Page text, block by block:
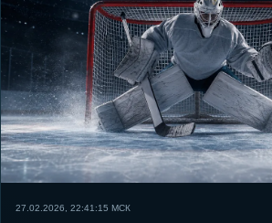
27.02.2026, 22:41:15 МСК